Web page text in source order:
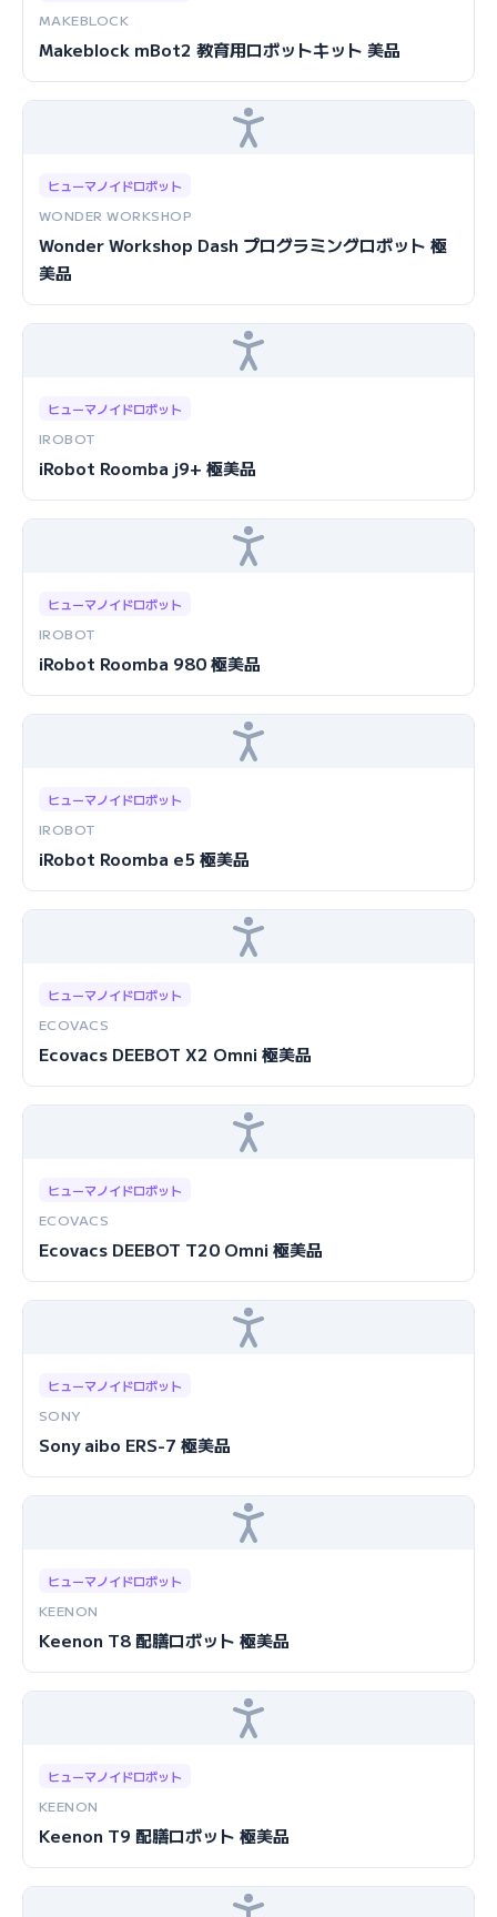
MAKEBLOCK
Makeblock mBot2 教育用ロボットキット 美品
ヒューマノイドロボット
WONDER WORKSHOP
Wonder Workshop Dash プログラミングロボット 極
美品
ヒューマノイドロボット
IROBOT
iRobot Roomba j9+ 極美品
ヒューマノイドロボット
IROBOT
iRobot Roomba 980 極美品
ヒューマノイドロボット
IROBOT
iRobot Roomba e5 極美品
ヒューマノイドロボット
ECOVACS
Ecovacs DEEBOT X2 Omni 極美品
ヒューマノイドロボット
ECOVACS
Ecovacs DEEBOT T20 Omni 極美品
ヒューマノイドロボット
SONY
Sony aibo ERS-7 極美品
ヒューマノイドロボット
KEENON
Keenon T8 配膳ロボット 極美品
ヒューマノイドロボット
KEENON
Keenon T9 配膳ロボット 極美品